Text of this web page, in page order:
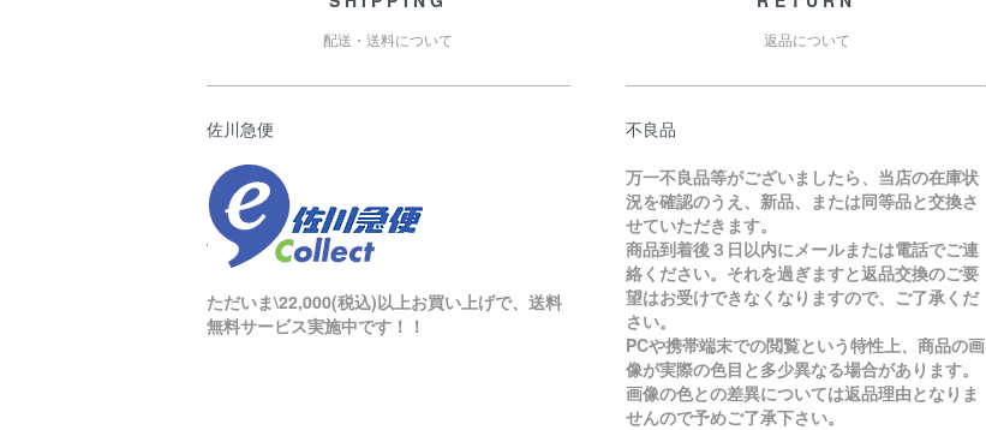
配送・送料について
佐川急便
ただいま\22,000(税込)以上お買い上げで、送料
無料サービス実施中です！！
返品について
不良品
万一不良品等がございましたら、当店の在庫状
況を確認のうえ、新品、または同等品と交換さ
せていただきます。
商品到着後３日以内にメールまたは電話でご連
絡ください。それを過ぎますと返品交換のご要
望はお受けできなくなりますので、ご了承くだ
さい。
PCや携帯端末での閲覧という特性上、商品の画
像が実際の色目と多少異なる場合があります。
画像の色との差異については返品理由となりま
せんので予めご了承下さい。